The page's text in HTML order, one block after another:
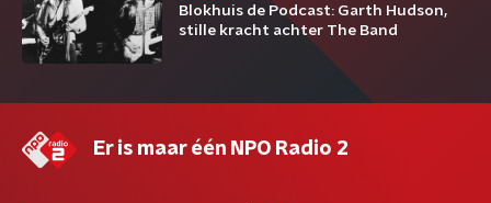
Blokhuis de Podcast: Garth Hudson,
stille kracht achter The Band
Er is maar één NPO Radio 2